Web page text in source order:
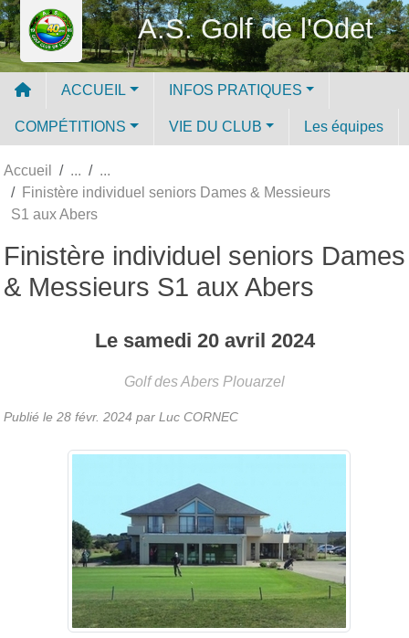
A.S. Golf de l'Odet
ACCUEIL INFOS PRATIQUES
COMPÉTITIONS VIE DU CLUB Les équipes
Accueil
Finistère individuel seniors Dames & Messieurs
S1 aux Abers
Finistère individuel seniors Dames
& Messieurs S1 aux Abers
Le samedi 20 avril 2024
Golf des Abers Plouarzel
Publié le 28 févr. 2024 par Luc CORNEC
Panneau de gestion des cookies